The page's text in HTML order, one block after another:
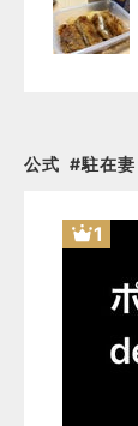
公式 #駐在妻
1